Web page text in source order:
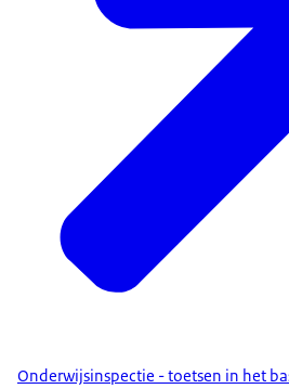
Onderwijsinspectie - toetsen in het